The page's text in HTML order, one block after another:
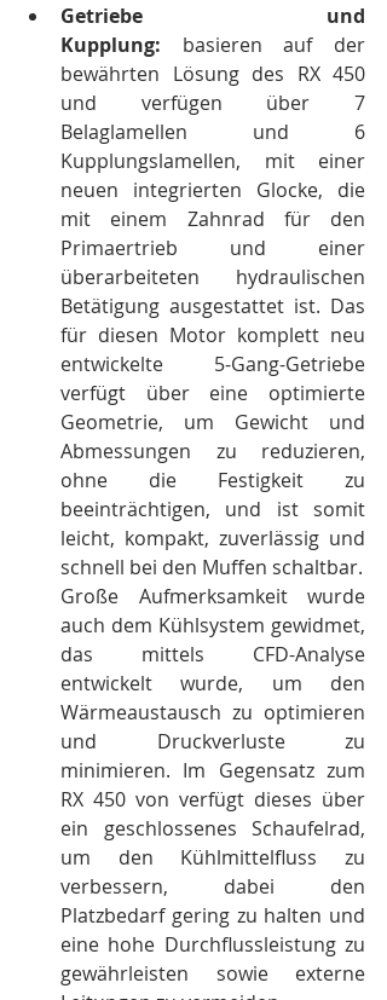
Getriebe und
Kupplung: basieren auf der
bewährten Lösung des RX 450
und verfügen über 7
Belaglamellen und 6
Kupplungslamellen, mit einer
neuen integrierten Glocke, die
mit einem Zahnrad für den
Primaertrieb und einer
überarbeiteten hydraulischen
Betätigung ausgestattet ist. Das
für diesen Motor komplett neu
entwickelte 5-Gang-Getriebe
verfügt über eine optimierte
Geometrie, um Gewicht und
Abmessungen zu reduzieren,
ohne die Festigkeit zu
beeinträchtigen, und ist somit
leicht, kompakt, zuverlässig und
schnell bei den Muffen schaltbar.
Große Aufmerksamkeit wurde
auch dem Kühlsystem gewidmet,
das mittels CFD-Analyse
entwickelt wurde, um den
Wärmeaustausch zu optimieren
und Druckverluste zu
minimieren. Im Gegensatz zum
RX 450 von verfügt dieses über
ein geschlossenes Schaufelrad,
um den Kühlmittelfluss zu
verbessern, dabei den
Platzbedarf gering zu halten und
eine hohe Durchflussleistung zu
gewährleisten sowie externe